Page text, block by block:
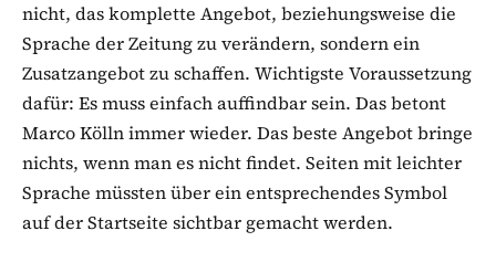
nicht, das komplette Angebot, beziehungsweise die
Sprache der Zeitung zu verändern, sondern ein
Zusatzangebot zu schaffen. Wichtigste Voraussetzung
dafür: Es muss einfach auffindbar sein. Das betont
Marco Kölln immer wieder. Das beste Angebot bringe
nichts, wenn man es nicht findet. Seiten mit leichter
Sprache müssten über ein entsprechendes Symbol
auf der Startseite sichtbar gemacht werden.